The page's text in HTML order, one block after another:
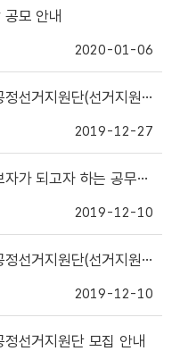
모 안내
2020-01-06
단(선거지원단) 최종합격자 발표
2019-12-27
는 공무원 등의 사직기한 안내
2019-12-10
원단(선거지원단) 모집 안내
2019-12-10
선거지원단 모집 안내